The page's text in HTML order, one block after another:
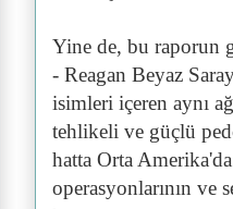
Yine de, bu raporun
- Reagan Beyaz
isimleri içeren aynı
tehlikeli ve güçlü
hatta Orta
operasyonlarının ve